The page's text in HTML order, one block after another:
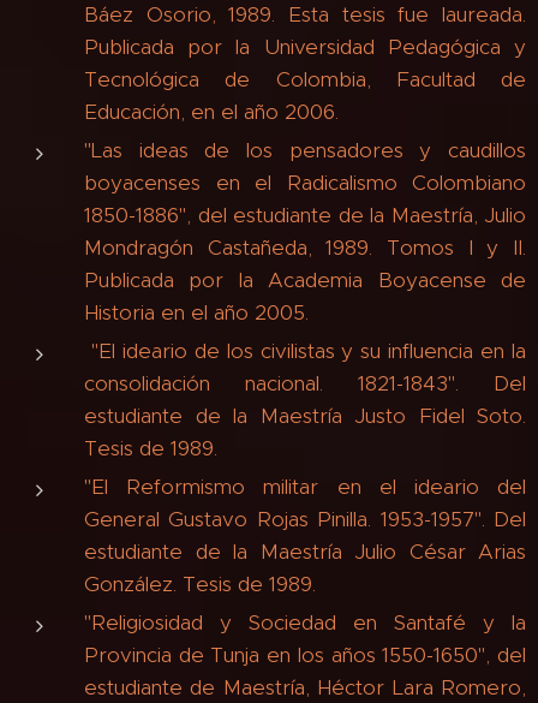
Báez Osorio, 1989. Esta tesis fue laureada.
Publicada por la Universidad Pedagógica y
Tecnológica de Colombia, Facultad de
Educación, en el año 2006.
"Las ideas de los pensadores y caudillos
boyacenses en el Radicalismo Colombiano
1850-1886", del estudiante de la Maestría, Julio
Mondragón Castañeda, 1989. Tomos I y II.
Publicada por la Academia Boyacense de
Historia en el año 2005.
"El ideario de los civilistas y su influencia en la
consolidación nacional. 1821-1843". Del
estudiante de la Maestría Justo Fidel Soto.
Tesis de 1989.
"El Reformismo militar en el ideario del
General Gustavo Rojas Pinilla. 1953-1957". Del
estudiante de la Maestría Julio César Arias
González. Tesis de 1989.
"Religiosidad y Sociedad en Santafé y la
Provincia de Tunja en los años 1550-1650", del
estudiante de Maestría, Héctor Lara Romero,